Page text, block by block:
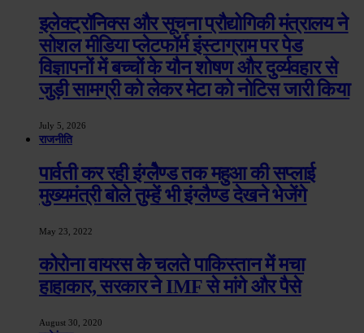
इलेक्ट्रॉनिक्स और सूचना प्रौद्योगिकी मंत्रालय ने
सोशल मीडिया प्लेटफॉर्म इंस्टाग्राम पर पेड
विज्ञापनों में बच्चों के यौन शोषण और दुर्व्यवहार से
जुड़ी सामग्री को लेकर मेटा को नोटिस जारी किया
July 5, 2026
राजनीति
पार्वती कर रही इंग्लेैण्ड तक महुआ की सप्लाई
मुख्यमंत्री बोले तुम्हें भी इंग्लैण्ड देखने भेजेंगे
May 23, 2022
कोरोना वायरस के चलते पाकिस्तान में मचा
हाहाकार, सरकार ने IMF से मांगे और पैसे
August 30, 2020